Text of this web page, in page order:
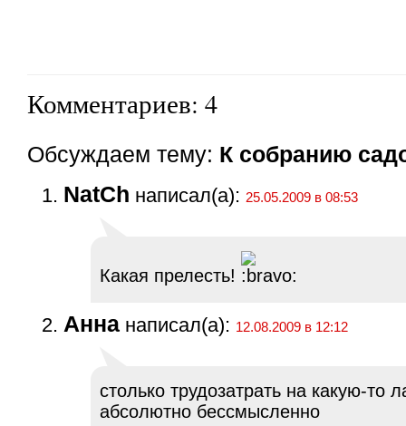
Комментариев: 4
Обсуждаем тему: К собранию
NatCh написал(а): 25.05.2009 в 08:53
Какая прелесть!
Анна написал(а): 12.08.2009 в 12:12
столько трудозатрать на какую-то
абсолютно бессмысленно